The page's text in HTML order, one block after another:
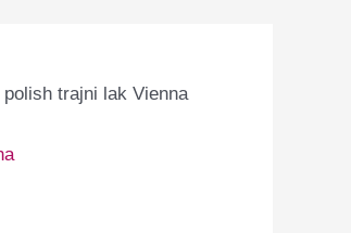
polish trajni lak Vienna